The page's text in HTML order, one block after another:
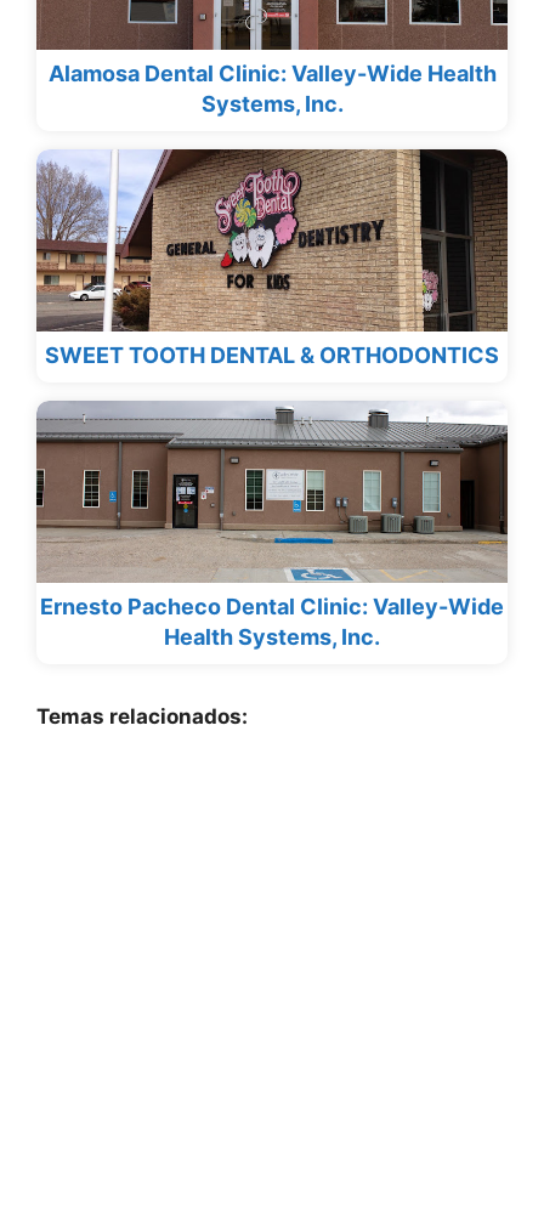
Alamosa Dental Clinic: Valley-Wide Health
Systems, Inc.
SWEET TOOTH DENTAL & ORTHODONTICS
Ernesto Pacheco Dental Clinic: Valley-Wide
Health Systems, Inc.
Temas relacionados: